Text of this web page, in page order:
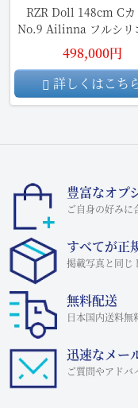
RZR Doll 148cm Cカ
No.9 Ailinna フルシリ
ラブドール
498,000円
詳しくはこち
豊富なオプ
ご自身の好みに
すべてが正
掲載写真と同じ
無料配送
日本国内送料無
迅速なメー
ご質問やアドバ